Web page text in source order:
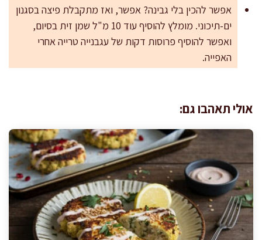
אפשר להכין בלי גבינה? אפשר, ואז מתקבלת פיצה בסגנון
ים-תיכוני. מומלץ להוסיף עוד 10 מ"ל שמן זית בסיום,
ואפשר להוסיף פרוסות דקות של עגבנייה טרייה אחרי
האפייה.
אולי תאהבו גם: